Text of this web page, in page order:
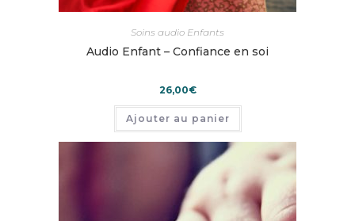
Soins audio Enfants
Audio Enfant – Confiance en soi
26,00€
Ajouter au panier